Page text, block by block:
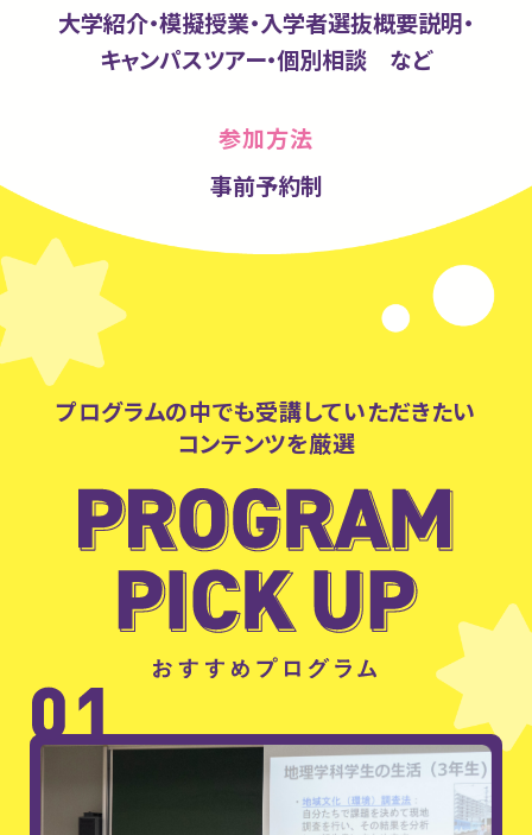
大学紹介・模擬授業・入学者選抜概要説明・
キャンパスツアー・個別相談 など
参加方法
事前予約制
プログラムの中でも受講していただきたい
コンテンツを厳選